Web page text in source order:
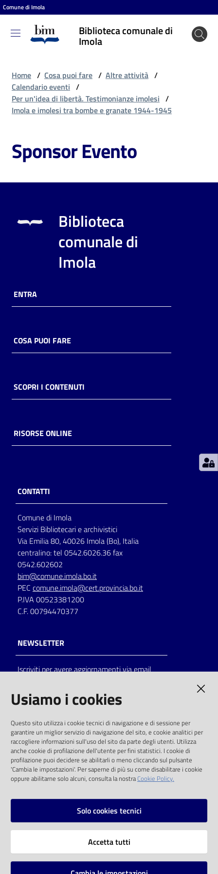
Vai al contenuto
Vai alla navigazione
Vai al footer
Comune di Imola
Biblioteca comunale di
Imola
Biblioteca
comunale
Entra
Cosa
puoi
Archivio
Decentrate
lettura
Seguici
su
Catalogo
Eventi
Chiedi al
bibliotecario
Avvisi
Home / Cosa puoi fare / Altre attività /
Calendario eventi /
Per un'idea di libertà. Testimonianze imolesi /
Imola e imolesi tra bombe e granate 1944-1945
Sponsor Evento
Biblioteca
comunale di
Imola
ENTRA
COSA PUOI FARE
SCOPRI I CONTENUTI
RISORSE ONLINE
CONTATTI
Comune di Imola
Servizi Bibliotecari e archivistici
Via Emilia 80, 40026 Imola (Bo), Italia
centralino: tel 0542.6026.36 fax
0542.602602
bim@comune.imola.bo.it
PEC comune.imola@cert.provincia.bo.it
P.IVA 00523381200
C.F. 00794470377
NEWSLETTER
Iscriviti per avere aggiornamenti via email
solo alle condizioni previste dalla direttiva
comunitaria 2003/98/CE e dal d.lgs. 36/2006
SOCIAL
Instagram
Vai alla pagina
Usiamo i cookies
Questo sito utilizza i cookie tecnici di navigazione e di sessione per
garantire un miglior servizio di navigazione del sito, e cookie analitici per
raccogliere informazioni sull'uso del sito da parte degli utenti. Utilizza
anche cookie di profilazione dell'utente per fini statistici. I cookie di
profilazione puoi decidere se abilitarli o meno cliccando sul pulsante
'Cambia le impostazioni'. Per saperne di più su come disabilitare i cookie
oppure abilitarne solo alcuni, consulta la nostraCookie Policy.
Solo cookies tecnici
Accetta tutti